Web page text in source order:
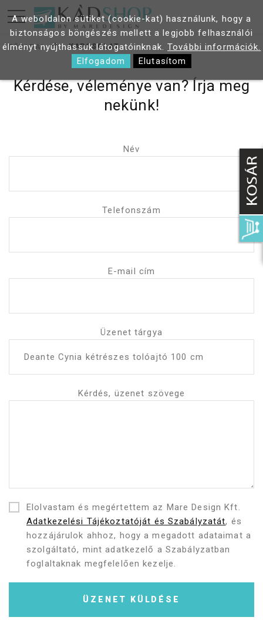
FŐOLDAL KAPCSOLAT
Kérdése, véleménye van? Írja meg
nekünk!
Név
Telefonszám
E-mail cím
Üzenet tárgya
Kérdés, üzenet szövege
Elolvastam és megértettem az Mare Design Kft.
Adatkezelési Tájékoztatóját és Szabályzatát, és
hozzájárulok ahhoz, hogy a megadott adataimat a
szolgáltató, mint adatkezelő a Szabályzatban
foglaltaknak megfelelően kezelje.
ÜZENET KÜLDÉSE
A weboldalon sütiket (cookie-kat) használunk, hogy a
biztonságos böngészés mellett a legjobb felhasználói
élményt nyújthassuk látogatóinknak. További információk.
Elfogadom
Elutasítom